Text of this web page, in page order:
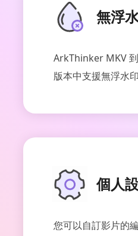
無浮
ArkThinker MKV
版本中支援無浮水印
個人
您可以自訂影片的